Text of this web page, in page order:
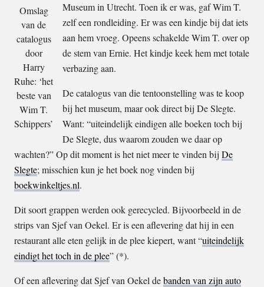
Omslag
van de
catalogus
door
Harry
Ruhe: ‘het
beste van
Wim T.
Schippers’
Museum in Utrecht. Toen ik er was, gaf Wim T.
zelf een rondleiding. Er was een kindje bij dat iets
aan hem vroeg. Opeens schakelde Wim T. over op
de stem van Ernie. Het kindje keek hem met totale
verbazing aan.
De catalogus van die tentoonstelling was te koop
bij het museum, maar ook direct bij De Slegte.
Want: “uiteindelijk eindigen alle boeken toch bij
De Slegte, dus waarom zouden we daar op
wachten?” Op dit moment is het niet meer te vinden bij De
Slegte; misschien kun je het boek nog vinden bij
boekwinkeltjes.nl.
Dit soort grappen werden ook gerecycled. Bijvoorbeeld in de
strips van Sjef van Oekel. Er is een aflevering dat hij in een
restaurant alle eten gelijk in de plee kiepert, want “uiteindelijk
eindigt het toch in de plee” (*).
Of een aflevering dat Sjef van Oekel debanden van zijn auto